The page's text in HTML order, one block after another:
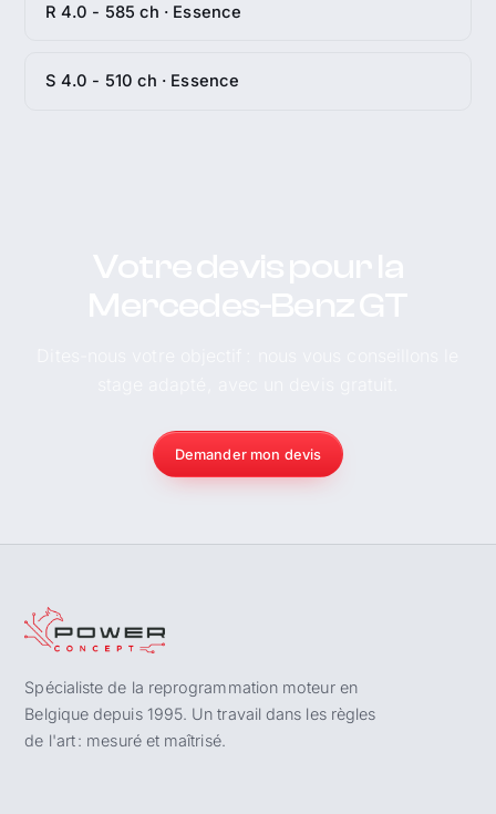
R 4.0 - 585 ch · Essence
S 4.0 - 510 ch · Essence
Demander mon devis
Spécialiste de la reprogrammation moteur en
Belgique depuis 1995. Un travail dans les règles
de l'art : mesuré et maîtrisé.